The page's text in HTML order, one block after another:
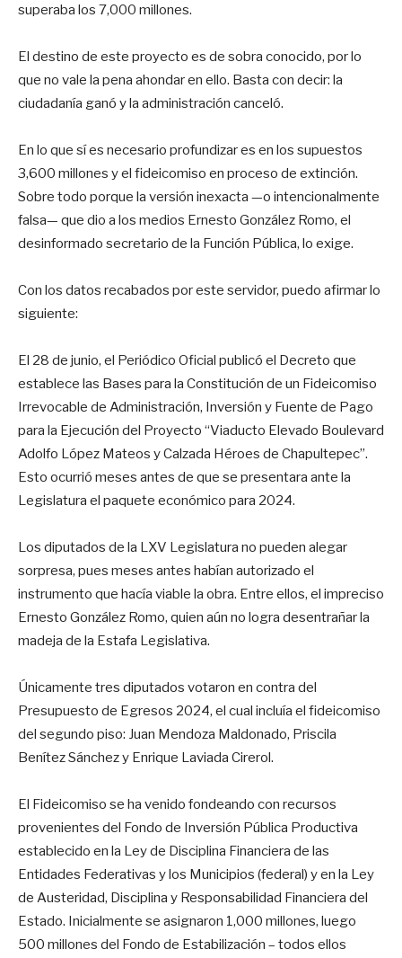
superaba los 7,000 millones.
El destino de este proyecto es de sobra conocido, por lo
que no vale la pena ahondar en ello. Basta con decir: la
ciudadanía ganó y la administración canceló.
En lo que sí es necesario profundizar es en los supuestos
3,600 millones y el fideicomiso en proceso de extinción.
Sobre todo porque la versión inexacta —o intencionalmente
falsa— que dio a los medios Ernesto González Romo, el
desinformado secretario de la Función Pública, lo exige.
Con los datos recabados por este servidor, puedo afirmar lo
siguiente:
El 28 de junio, el Periódico Oficial publicó el Decreto que
establece las Bases para la Constitución de un Fideicomiso
Irrevocable de Administración, Inversión y Fuente de Pago
para la Ejecución del Proyecto “Viaducto Elevado Boulevard
Adolfo López Mateos y Calzada Héroes de Chapultepec”.
Esto ocurrió meses antes de que se presentara ante la
Legislatura el paquete económico para 2024.
Los diputados de la LXV Legislatura no pueden alegar
sorpresa, pues meses antes habían autorizado el
instrumento que hacía viable la obra. Entre ellos, el impreciso
Ernesto González Romo, quien aún no logra desentrañar la
madeja de la Estafa Legislativa.
Únicamente tres diputados votaron en contra del
Presupuesto de Egresos 2024, el cual incluía el fideicomiso
del segundo piso: Juan Mendoza Maldonado, Priscila
Benítez Sánchez y Enrique Laviada Cirerol.
El Fideicomiso se ha venido fondeando con recursos
provenientes del Fondo de Inversión Pública Productiva
establecido en la Ley de Disciplina Financiera de las
Entidades Federativas y los Municipios (federal) y en la Ley
de Austeridad, Disciplina y Responsabilidad Financiera del
Estado. Inicialmente se asignaron 1,000 millones, luego
500 millones del Fondo de Estabilización – todos ellos